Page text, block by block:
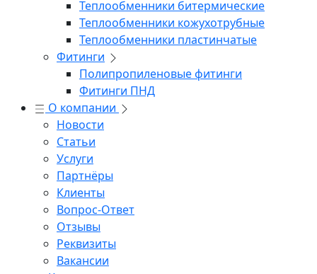
Теплообменники битермические
Теплообменники кожухотрубные
Теплообменники пластинчатые
Фитинги
Полипропиленовые фитинги
Фитинги ПНД
О компании
Новости
Статьи
Услуги
Партнёры
Клиенты
Вопрос-Ответ
Отзывы
Реквизиты
Вакансии